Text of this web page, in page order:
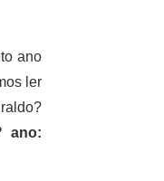
ano
ler
ano: